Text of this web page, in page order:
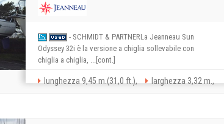
- SCHMIDT & PARTNERLa Jeanneau Sun
Odyssey 32i è la versione a chiglia sollevabile con
chiglia a chiglia, ...[cont.]
lunghezza 9,45 m.(31,0 ft.), larghezza 3,32 m.,